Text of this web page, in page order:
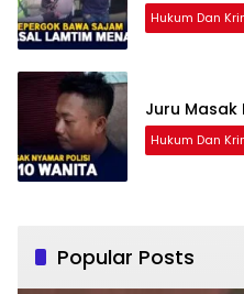
Hukum Dan
Juru Masak
Hukum Dan
Popular Posts